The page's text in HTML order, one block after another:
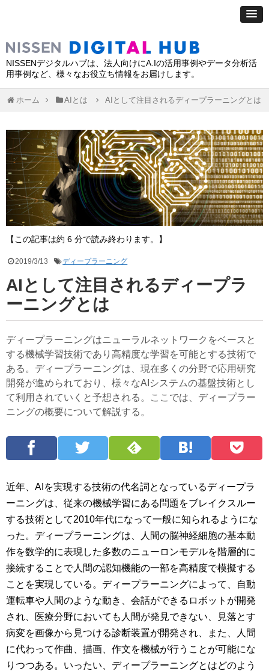
NISSENデジタルハブは、法人向けにA.Iの活用事例やデータ分析活
用事例など、様々なお役立ち情報をお届けします。
ホーム AIとは AIとして注目されるディープラーニングとは
【この記事は約 6 分で読み終わります。】
2019/3/13 ディープラーニング
AIとして注目されるディープラ
ーニングとは
ディープラーニングはニューラルネットワークをベースと
する機械学習技術であり高精度な学習を可能とする技術で
ある。ディープラーニングは、現在多くの分野で応用研究
開発が進められており、様々なAIシステムの基盤技術とし
て利用されていくと予想される。ここでは、ディープラー
ニングの概要について解説する。
近年、AIを実現する技術の代名詞となっているディープラ
ーニングは、従来の機械学習にある問題をブレイクスルー
する技術として2010年代になって一般に知られるようにな
った。ディープラーニングは、人間の脳神経細胞の基本動
作を数学的に表現した多数のニューロンモデルを階層的に
接続することで人間の認知機能の一部を高精度で模擬する
ことを実現している。ディープラーニングによって、自動
運転車や人間のような動き、会話ができるロボットが開発
され、医療分野においても人間が発見できない、見落とす
病変を画像から見つける診断装置が開発され、また、人間
に代わって作曲、描画、作文を機械が行うことが可能にな
りつつある。いったい、ディープラーニングとはどのよう